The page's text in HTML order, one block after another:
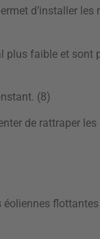
d’installer
plus faible et sont
(8)
de rattraper
éoliennes